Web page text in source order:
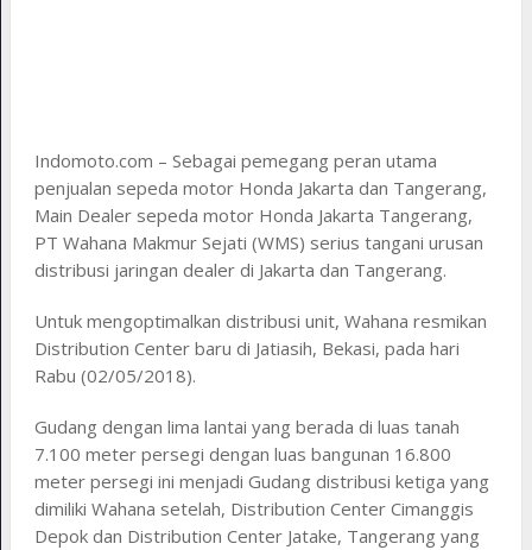
Indomoto.com – Sebagai pemegang peran utama
penjualan sepeda motor Honda Jakarta dan Tangerang,
Main Dealer sepeda motor Honda Jakarta Tangerang,
PT Wahana Makmur Sejati (WMS) serius tangani urusan
distribusi jaringan dealer di Jakarta dan Tangerang.
Untuk mengoptimalkan distribusi unit, Wahana resmikan
Distribution Center baru di Jatiasih, Bekasi, pada hari
Rabu (02/05/2018).
Gudang dengan lima lantai yang berada di luas tanah
7.100 meter persegi dengan luas bangunan 16.800
meter persegi ini menjadi Gudang distribusi ketiga yang
dimiliki Wahana setelah, Distribution Center Cimanggis
Depok dan Distribution Center Jatake, Tangerang yang